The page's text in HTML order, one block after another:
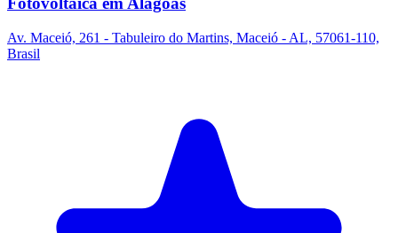
Av. Maceió, 261 - Tabuleiro do Martins, Maceió - AL, 57061-110,
Brasil